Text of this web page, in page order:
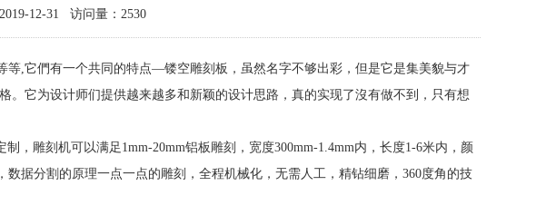
12-31 访问量：2530
,它們有一个共同的特点—镂空雕刻板，虽然名字不够出彩，但是它是集美貌与才
它为设计师们提供越来越多和新颖的设计思路，真的实现了沒有做不到，只有想
，雕刻机可以满足1mm-20mm铝板雕刻，宽度300mm-1.4mm内，长度1-6米内，颜
据分割的原理一点一点的雕刻，全程机械化，无需人工，精钻细磨，360度角的技